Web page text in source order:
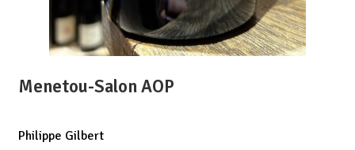
Menetou-Salon AOP
Philippe Gilbert